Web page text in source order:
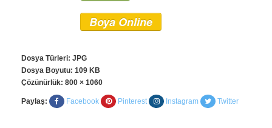
Boya Online
Dosya Türleri: JPG
Dosya Boyutu: 109 KB
Çözünürlük: 800 × 1060
Paylaş: Facebook Pinterest Instagram Twitter